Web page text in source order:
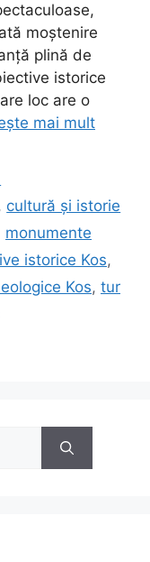
moștenire
plină de
istorice
loc are o
mai mult
cultură și istorie
monumente
istorice Kos,
Kos, tur